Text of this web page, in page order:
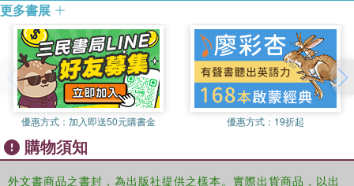
更多書展
優惠方式： 加入即送50元購書金 優惠方式： 19折起
購物須知
外文書商品之書封，為出版社提供之樣本。實際出貨商品，以出